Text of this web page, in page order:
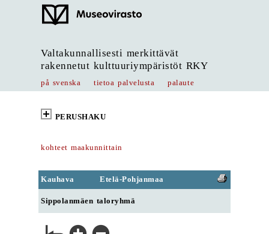
Valtakunnallisesti merkittävät
rakennetut kulttuuriympäristöt RKY
på svenska tietoa palvelusta palaute
PERUSHAKU
kohteet maakunnittain
Kauhava Etelä-Pohjanmaa
Sippolanmäen taloryhmä